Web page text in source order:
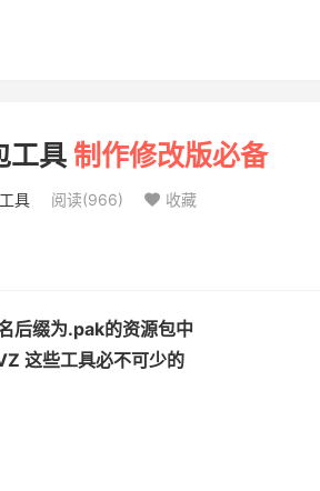
工具 制作修改版必备
具 阅读(966)  收藏
后缀为.pak的资源包中
这些工具必不可少的